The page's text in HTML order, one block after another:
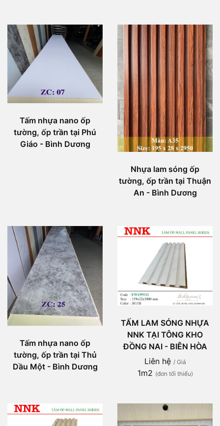
Tấm nhựa nano ốp
tường, ốp trần tại Phú
Giáo - Bình Dương
Nhựa lam sóng ốp
tường, ốp trần tại Thuận
An - Bình Dương
Tấm nhựa nano ốp
tường, ốp trần tại Thủ
Dầu Một - Bình Dương
TẤM LAM SÓNG NHỰA
NNK TẠI TÔNG KHO
ĐỒNG NAI - BIÊN HÒA
Liên hệ / Giá
1m2 (đơn tối thiểu)